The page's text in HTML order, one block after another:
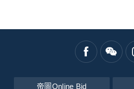
帝圖Online Bid